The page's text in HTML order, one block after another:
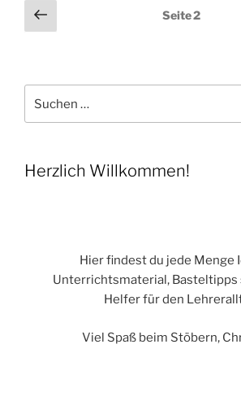
Seitennummerierung
der
Vorherige
Seite
Seite2
nach:
Herzlich Willkommen!
Hier findest du jede Menge
Unterrichtsmaterial, Basteltipps
Helfer für den
Viel Spaß beim Stöbern,